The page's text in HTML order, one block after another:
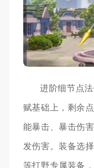
进阶细节点
赋基础上，剩余
能暴击、暴击伤
发伤害。装备选
等打野专属装备